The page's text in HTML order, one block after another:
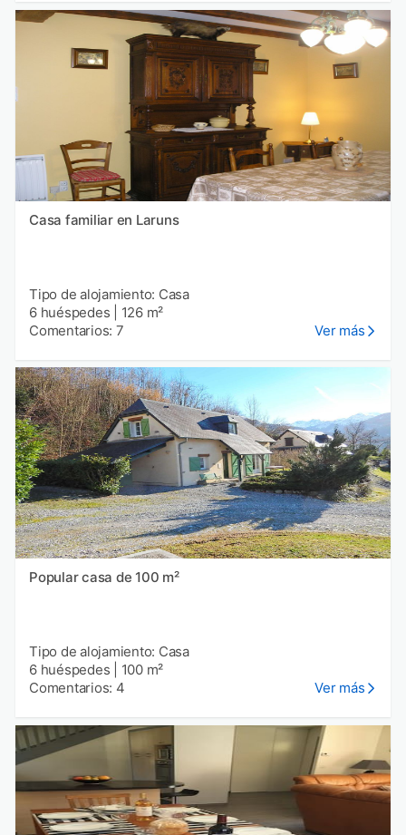
Casa familiar en Laruns
Tipo de alojamiento: Casa
6 huéspedes
126 m²
Comentarios: 7
Ver más
Popular casa de 100 m²
Tipo de alojamiento: Casa
6 huéspedes
100 m²
Comentarios: 4
Ver más